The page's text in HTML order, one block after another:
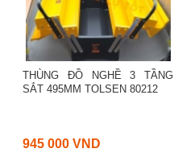
THÙNG ĐỒ NGHỀ 3 TẦNG
SẮT 495MM TOLSEN 80212
945 000 VND